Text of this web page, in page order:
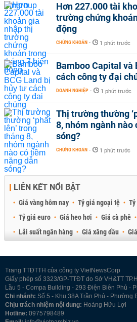
Hơn 227.000 tài
trường chứng
động
CHỨNG KHOÁN - 1 phút trước
Bamboo Capital và
cách công ty đại
DOANH NGHIỆP - 1 phút trước
Thị trường thường
8, nhóm ngành nào
sóng?
CHỨNG KHOÁN - 1 phút trước
LIÊN KẾT NỔI BẬT
Giá vàng hôm nay Tỷ giá ngoại tệ Tỷ
Tỷ giá euro
Giá heo hơi Giá cà phê
Lãi suất ngân hàng
Giá xăng dầu
Trang TTĐTTH của công ty VietNewsCorp
Giấy phép số 3323/GP-TTĐT do Sở VH&TT
Lầu 5 - Compa Building - 293 Điện Biên Phủ -
Chi nhánh: Số 5 - Khu 38A Trần Phú - Phường
Chịu trách nhiệm nội dung: Hoàng Hữu Lợi
Hotline: 0975798489